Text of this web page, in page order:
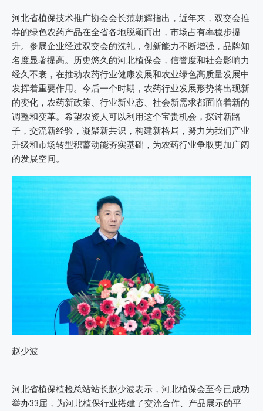
河北省植保技术推广协会会长范朝辉指出，近年来，双交会推
荐的绿色农药产品在全省各地脱颖而出，市场占有率稳步提
升。参展企业经过双交会的洗礼，创新能力不断增强，品牌知
名度显著提高。历史悠久的河北植保会，信誉度和社会影响力
经久不衰，在推动农药行业健康发展和农业绿色高质量发展中
发挥着重要作用。今后一个时期，农药行业发展形势将出现新
的变化，农药新政策、行业新业态、社会新需求都面临着新的
调整和变革。希望农资人可以利用这个宝贵机会，探讨新路
子，交流新经验，凝聚新共识，构建新格局，努力为我们产业
升级和市场转型积蓄动能夯实基础，为农药行业争取更加广阔
的发展空间。
赵少波
河北省植保植检总站站长赵少波表示，河北植保会至今已成功
举办33届，为河北植保行业搭建了交流合作、产品展示的平